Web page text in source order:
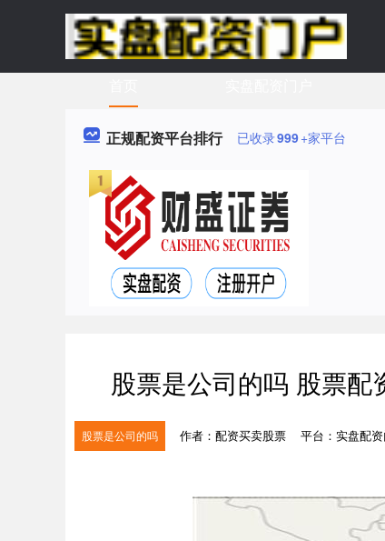
正规配资平台排行 已收录999+家平台
股票是公司的吗 股票
股票是公司的吗 作者：配资买卖股票 平台：实盘配